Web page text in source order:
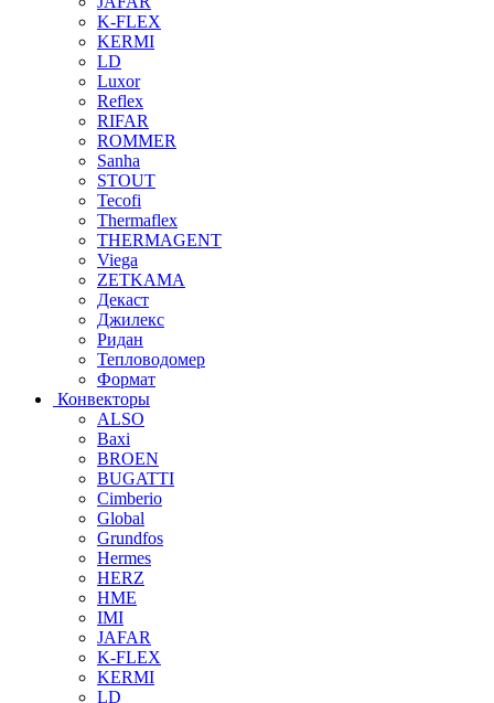
K-FLEX
KERMI
LD
Luxor
Reflex
RIFAR
ROMMER
Sanha
STOUT
Tecofi
Thermaflex
THERMAGENT
Viega
ZETKAMA
Декаст
Джилекс
Ридан
Тепловодомер
Формат
Конвекторы
ALSO
Baxi
BROEN
BUGATTI
Cimberio
Global
Grundfos
Hermes
HERZ
HME
IMI
JAFAR
K-FLEX
KERMI
LD